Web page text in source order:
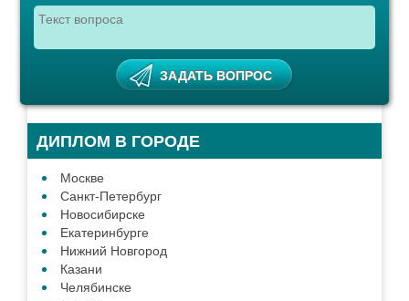
ДИПЛОМ В ГОРОДЕ
Москве
Санкт-Петербург
Новосибирске
Екатеринбурге
Нижний Новгород
Казани
Челябинске